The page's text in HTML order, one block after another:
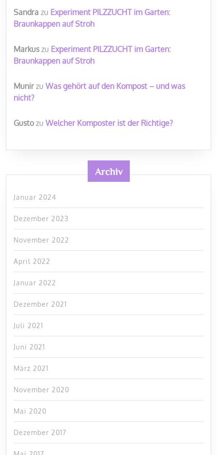
Sandra zu Experiment PILZZUCHT im Garten:
Braunkappen auf Stroh
Markuszu Experiment PILZZUCHT im Garten:
Braunkappen auf Stroh
Munirzu Was gehört auf den Kompost – und was
nicht?
Gustozu Welcher Komposter ist der Richtige?
Archiv
Januar 2024
Dezember 2023
November 2022
April 2022
Januar 2022
Dezember 2021
Juli 2021
Juni 2021
März 2021
November 2020
Mai 2020
Dezember 2017